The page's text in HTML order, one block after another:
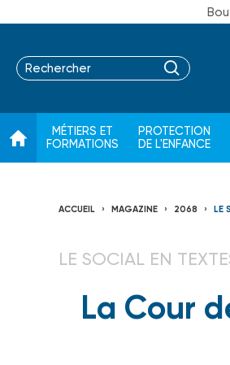
MÉTIERS ET
FORMATIONS
PROTECTION
DE L'ENFANCE
ACCUEIL MAGAZINE 2068 LE
LE SOCIAL EN
La Cour